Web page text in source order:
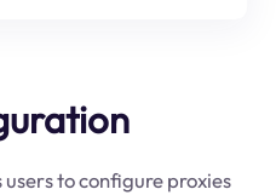
to configure proxies